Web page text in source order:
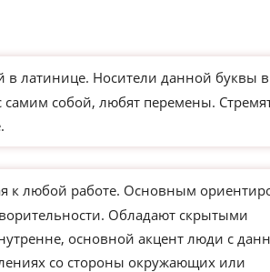
в латинице. Носители данной буквы в
самим собой, любят перемены.
к любой работе. Основным
Обладают скрытыми
основной акцент люди с
со стороны окружающих или